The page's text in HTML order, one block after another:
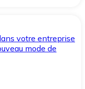
votre entreprise
mode de